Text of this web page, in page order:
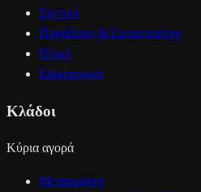
Σχετικά
Παράδοση & Εμπιστοσύνη
Πόροι
Επικοινωνία
Κλάδοι
Κύρια αγορά
Μεταποίηση